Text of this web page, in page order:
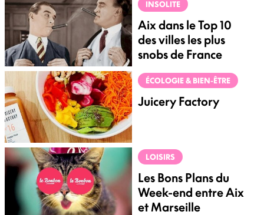
INSOLITE
Aix dans le Top 10
des villes les plus
snobs de France
ÉCOLOGIE & BIEN-ÊTRE
Juicery Factory
LOISIRS
Les Bons Plans du
Week-end entre Aix
et Marseille